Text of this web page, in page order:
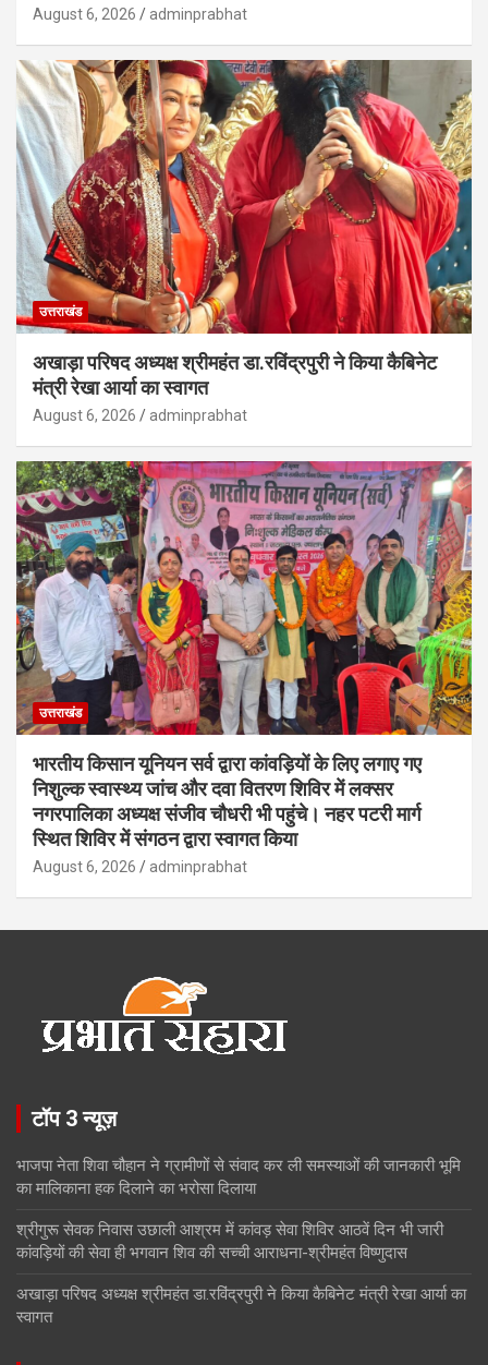
August 6, 2026 adminprabhat
उत्तराखंड
अखाड़ा परिषद अध्यक्ष श्रीमहंत डा.रविंद्रपुरी ने किया कैबिनेट
मंत्री रेखा आर्या का स्वागत
August 6, 2026 adminprabhat
उत्तराखंड
भारतीय किसान यूनियन सर्व द्वारा कांवड़ियों के लिए लगाए गए
निशुल्क स्वास्थ्य जांच और दवा वितरण शिविर में लक्सर
नगरपालिका अध्यक्ष संजीव चौधरी भी पहुंचे। नहर पटरी मार्ग
स्थित शिविर में संगठन द्वारा स्वागत किया
August 6, 2026 adminprabhat
टॉप 3 न्यूज़
भाजपा नेता शिवा चौहान ने ग्रामीणों से संवाद कर ली समस्याओं की जानकारी भूमि
का मालिकाना हक दिलाने का भरोसा दिलाया
श्रीगुरू सेवक निवास उछाली आश्रम में कांवड़ सेवा शिविर आठवें दिन भी जारी
कांवड़ियों की सेवा ही भगवान शिव की सच्ची आराधना-श्रीमहंत विष्णुदास
अखाड़ा परिषद अध्यक्ष श्रीमहंत डा.रविंद्रपुरी ने किया कैबिनेट मंत्री रेखा आर्या का
स्वागत